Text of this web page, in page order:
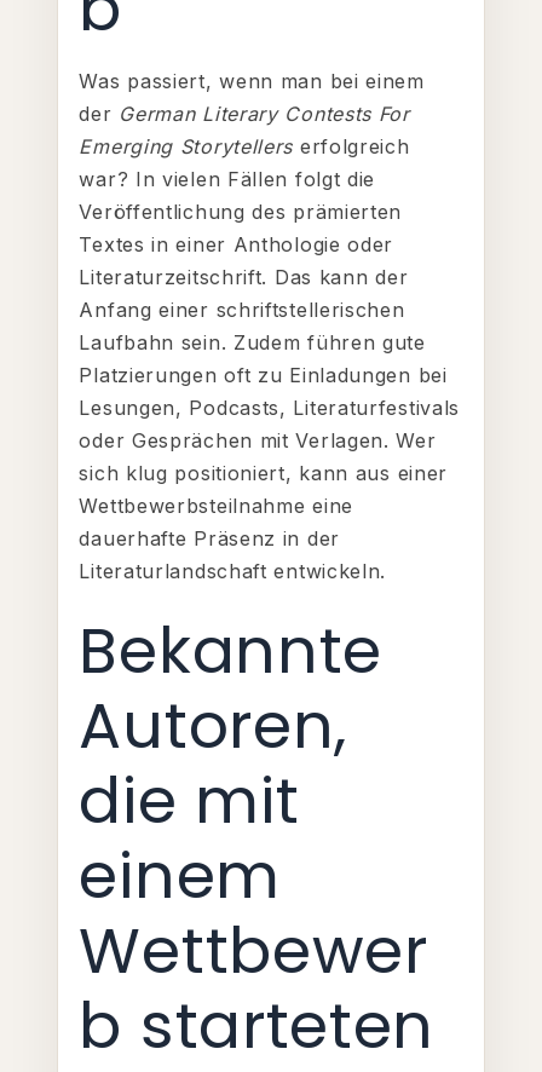
Was passiert, wenn man bei einem
der German Literary Contests For
Emerging Storytellers erfolgreich
war? In vielen Fällen folgt die
Veröffentlichung des prämierten
Textes in einer Anthologie oder
Literaturzeitschrift. Das kann der
Anfang einer schriftstellerischen
Laufbahn sein. Zudem führen gute
Platzierungen oft zu Einladungen bei
Lesungen, Podcasts, Literaturfestivals
oder Gesprächen mit Verlagen. Wer
sich klug positioniert, kann aus einer
Wettbewerbsteilnahme eine
dauerhafte Präsenz in der
Literaturlandschaft entwickeln.
Bekannte
Autoren,
die mit
einem
Wettbewer
b starteten